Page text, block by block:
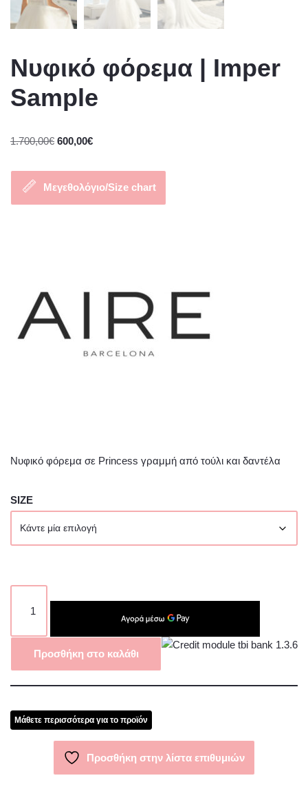
Νυφικό φόρεμα | Imper
Sample
1.700,00€ 600,00€
Μεγεθολόγιο/Size chart
Νυφικό φόρεμα σε Princess γραμμή από τούλι και δαντέλα
SIZE
Προσθήκη στο καλάθι
Μάθετε περισσότερα για το προϊόν
Προσθήκη στην λίστα επιθυμιών